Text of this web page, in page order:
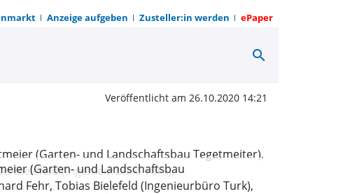
Anzeige aufgeben Zusteller:in werden ePaper
Umgestaltung |
search
Veröffentlicht am 26.10.2020 14:21
(Garten- und Landschaftsbau
Fehr, Tobias Bielefeld (Ingenieurbüro Turk),